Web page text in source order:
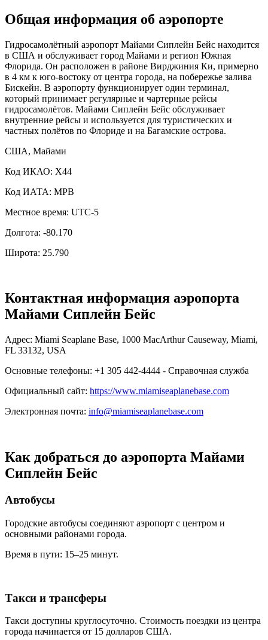
Общая информация об аэропорте
Гидросамолётный аэропорт Майами Сиплейн Бейс находится
в США и обслуживает город Майами и регион Южная
Флорида. Он расположен в районе Вирджиния Ки, примерно
в 4 км к юго-востоку от центра города, на побережье залива
Бискейн. В аэропорту функционирует один терминал,
который принимает регулярные и чартерные рейсы
гидросамолётов. Майами Сиплейн Бейс обслуживает
внутренние рейсы и используется для туристических и
частных полётов по Флориде и на Багамские острова.
США, Майами
Код ИКАО: X44
Код ИАТА: MPB
Местное время: UTC-5
Долгота: -80.170
Широта: 25.790
Контактная информация аэропорта
Майами Сиплейн Бейс
Адрес: Miami Seaplane Base, 1000 MacArthur Causeway, Miami,
FL 33132, USA
Основные телефоны: +1 305 442-4444 - Справочная служба
Официальный сайт: https://www.miamiseaplanebase.com
Электронная почта: info@miamiseaplanebase.com
Как добраться до аэропорта Майами
Сиплейн Бейс
Автобусы
Городские автобусы соединяют аэропорт с центром и
основными районами города.
Время в пути: 15–25 минут.
Такси и трансферы
Такси доступны круглосуточно. Стоимость поездки из центра
города начинается от 15 долларов США.